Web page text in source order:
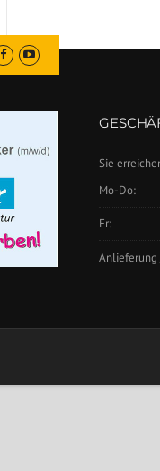
Sie
Mo-Do:
Fr:
Anlieferung